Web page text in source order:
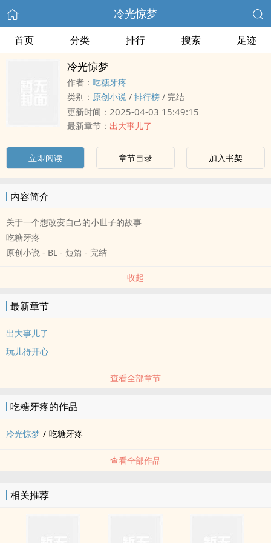
冷光惊梦
首页 分类 排行 搜索 足迹
冷光惊梦
作者： 吃糖牙疼
类别： 原创小说 / 排行榜 / 完结
更新时间： 2025-04-03 15:49:15
最新章节： 出大事儿了
立即阅读 章节目录 加入书架
内容简介
关于一个想改变自己的小世子的故事
吃糖牙疼
原创小说 - BL - 短篇 - 完结
收起
最新章节
出大事儿了
玩儿得开心
查看全部章节
吃糖牙疼的作品
冷光惊梦 / 吃糖牙疼
查看全部作品
相关推荐